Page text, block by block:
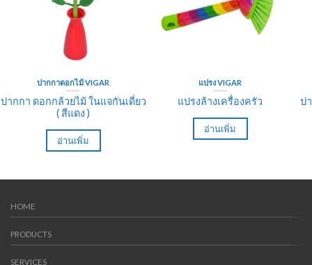
ปากกาดอกไม้ VIGAR
ปากกา ดอกกล้วยไม้ ในแจกันเดี่ยว
( สีแดง )
อ่านเพิ่ม
แปรง VIGAR
แปรงล้างเครื่องครัว
อ่านเพิ่ม
ป
HOME
PRODUCTS
SERVICES